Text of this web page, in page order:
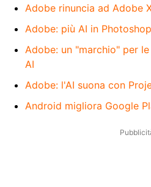
Adobe rinuncia ad Adobe
Adobe: più AI in
Adobe: un "marchio" per
AI
Adobe: l'AI suona con
Android migliora Google